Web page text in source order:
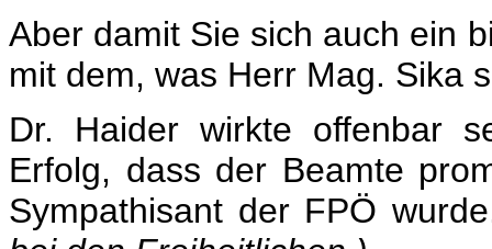
Aber damit Sie sich auch ein
mit dem, was Herr Mag. Sika
Dr. Haider wirkte offenbar
Erfolg, dass der Beamte
Sympathisant der FPÖ